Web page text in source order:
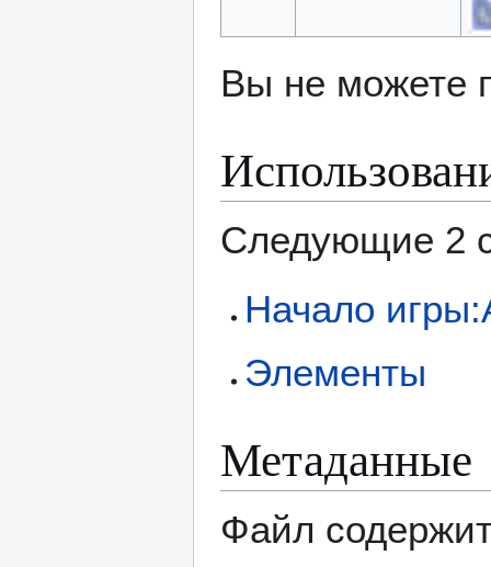
Вы не можете
Следующие 2
Начало
Элементы
Метаданные
Файл